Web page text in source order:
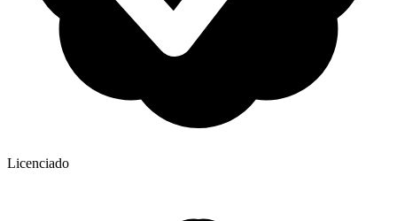
Licenciado